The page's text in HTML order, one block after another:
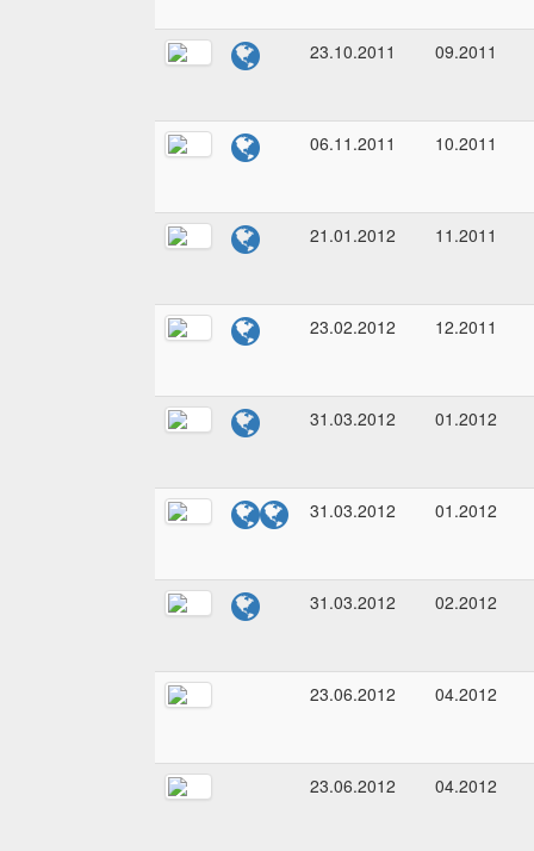
23.10.2011 09.2011
06.11.2011 10.2011
21.01.2012 11.2011
23.02.2012 12.2011
31.03.2012 01.2012
31.03.2012 01.2012
31.03.2012 02.2012
23.06.2012 04.2012
23.06.2012 04.2012